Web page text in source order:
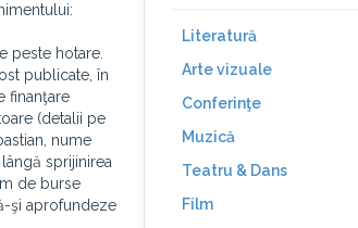
peste hotare.
publicate, în
finanţare
(detalii pe
nume
sprijinirea
de burse
şi aprofundeze
Literatură
Arte vizuale
Conferinţe
Muzică
Teatru & Dans
Film